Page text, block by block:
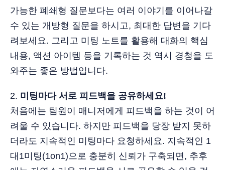
가능한 폐쇄형 질문보다는 여러 이야기를 이어나갈
수 있는 개방형 질문을 하시고, 최대한 답변을 기다
려보세요. 그리고 미팅 노트를 활용해 대화의 핵심
내용, 액션 아이템 등을 기록하는 것 역시 경청을 도
와주는 좋은 방법입니다.
2. 미팅마다 서로 피드백을 공유하세요!
처음에는 팀원이 매니저에게 피드백을 하는 것이 어
려울 수 있습니다. 하지만 피드백을 당장 받지 못하
더라도 지속적인 미팅마다 요청하세요. 지속적인 1
대1미팅(1on1)으로 충분히 신뢰가 구축되면, 추후